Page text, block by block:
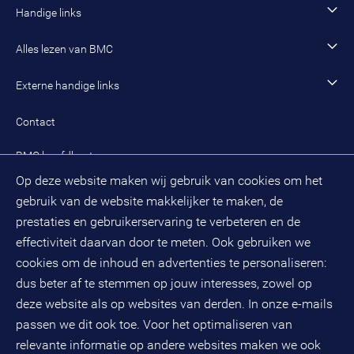
Op deze website maken wij gebruik van cookies om het
gebruik van de website makkelijker te maken, de
prestaties en gebruikerservaring te verbeteren en de
effectiviteit daarvan door te meten. Ook gebruiken we
cookies om de inhoud en advertenties te personaliseren:
dus beter af te stemmen op jouw interesses, zowel op
deze website als op websites van derden. In onze e-mails
passen we dit ook toe. Voor het optimaliseren van
relevante informatie op andere websites maken we ook
Werken als managing consultant
Ons werk
Onze cultuur en organisatie
Onze organisatie
Handige links
Algemeen contact
Inloggen mijn BMC
Meest gestelde vragen mijn BMC
Evenementen
Alles lezen van BMC
Alle artikelen
Externe handige links
Public spirit
Contact
BMC hoofdkantoor
(033) 496 52 00
Databankweg 26 D
3821 ALAmersfoort
Postbus 490
3800 AL Amersfoort
KvK-nummer: 32078667
BTW-nummer: NL808663598B01
Volg ons op social media